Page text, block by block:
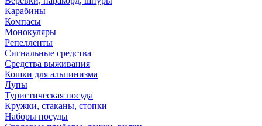
Карабины
Компасы
Монокуляры
Репелленты
Сигнальные средства
Средства выживания
Кошки для альпинизма
Лупы
Туристическая посуда
Кружки, стаканы, стопки
Наборы посуды